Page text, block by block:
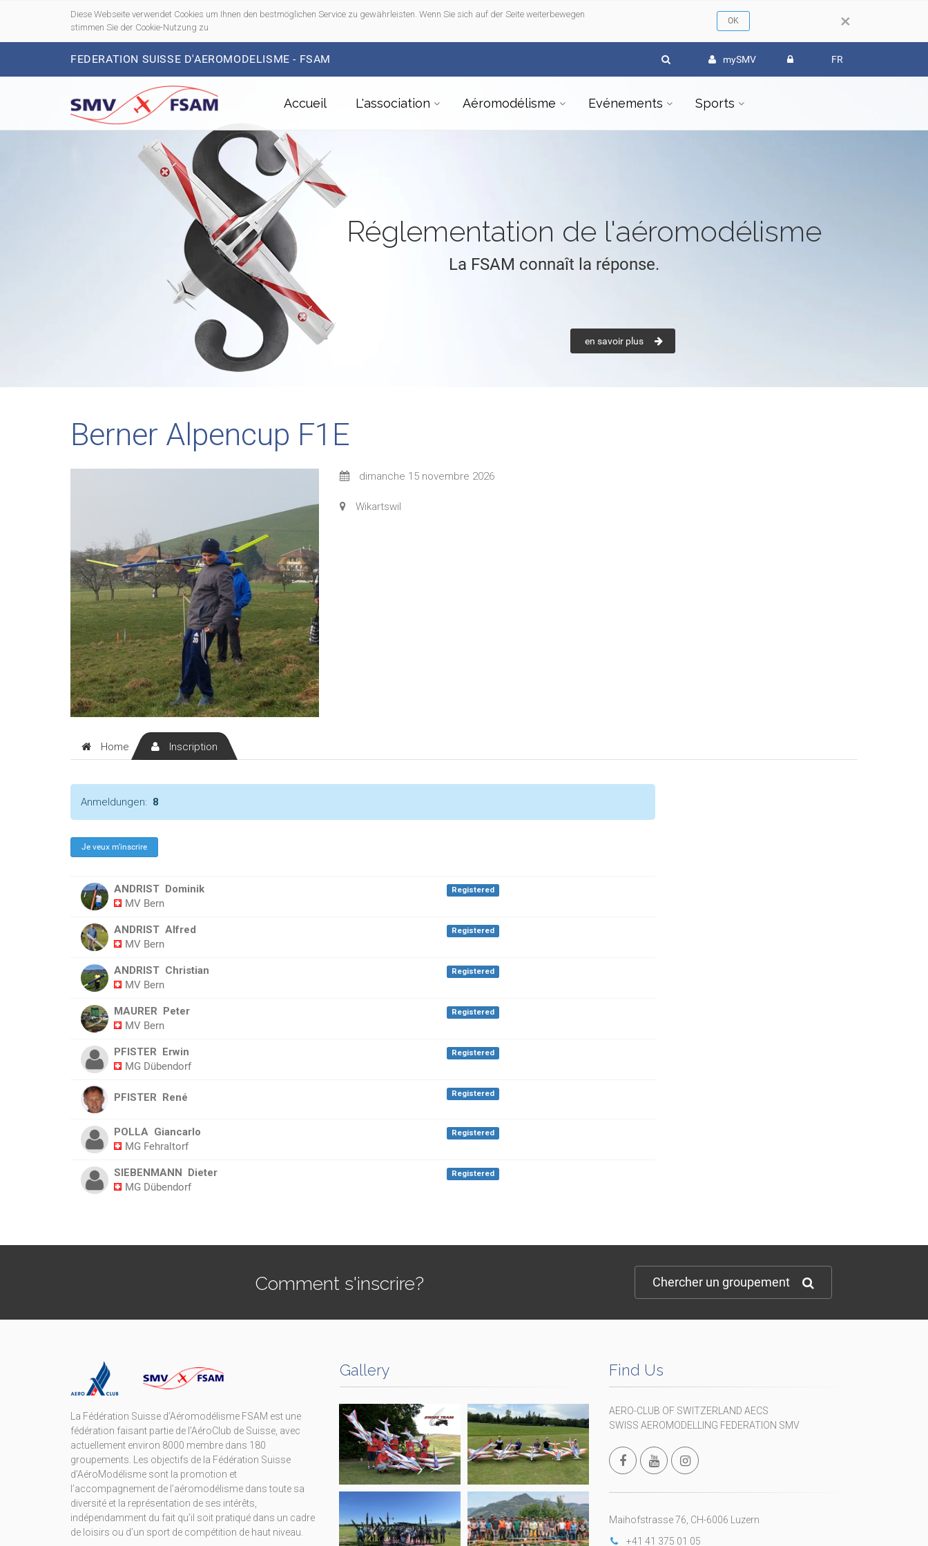
×
Diese Webseite verwendet Cookies um Ihnen den bestmöglichen Service zu gewährleisten. Wenn Sie sich auf der Seite weiterbewegen
stimmen Sie der Cookie-Nutzung zu
FEDERATION SUISSE D'AEROMODELISME - FSAM mySMV FR
Accueil L'association Aéromodélisme Evénements Sports
Réglementation de l'aéromodélisme
La FSAM connaît la réponse.
en savoir plus
Berner Alpencup F1E
dimanche 15 novembre 2026
Wikartswil
Home Inscription
Anmeldungen: 8
ANDRIST Dominik
MV Bern
Registered
ANDRIST Alfred
MV Bern
Registered
ANDRIST Christian
MV Bern
Registered
MAURER Peter
MV Bern
Registered
PFISTER Erwin
MG Dübendorf
Registered
PFISTER René Registered
POLLA Giancarlo
MG Fehraltorf
Registered
SIEBENMANN Dieter
MG Dübendorf
Registered
Comment s'inscrire? Chercher un groupement
La Fédération Suisse d’Aéromodélisme FSAM est une
fédération faisant partie de l’AéroClub de Suisse, avec
actuellement environ 8000 membre dans 180
groupements. Les objectifs de la Fédération Suisse
d’AéroModélisme sont la promotion et
l’accompagnement de l’aéromodélisme dans toute sa
diversité et la représentation de ses intérêts,
indépendamment du fait qu’il soit pratiqué dans un cadre
de loisirs ou d’un sport de compétition de haut niveau.
Gallery Find Us
AERO-CLUB OF SWITZERLAND AECS
SWISS AEROMODELLING FEDERATION SMV
Maihofstrasse 76, CH-6006 Luzern
+41 41 375 01 05